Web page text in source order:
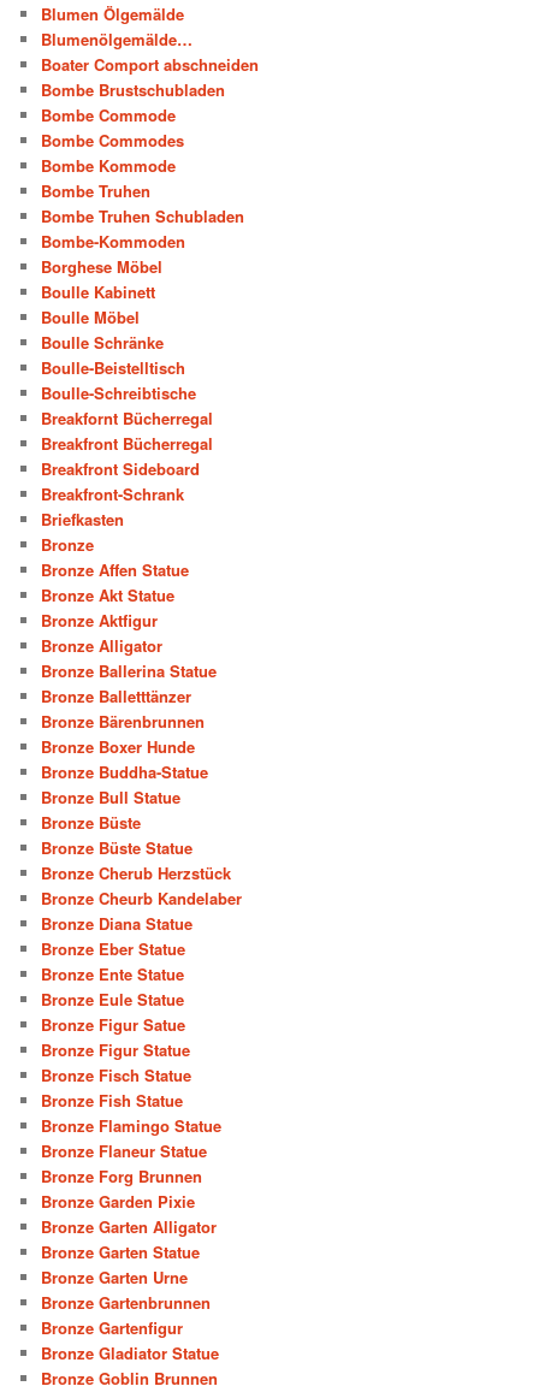
Blumen Ölgemälde
Blumenölgemälde…
Boater Comport abschneiden
Bombe Brustschubladen
Bombe Commode
Bombe Commodes
Bombe Kommode
Bombe Truhen
Bombe Truhen Schubladen
Bombe-Kommoden
Borghese Möbel
Boulle Kabinett
Boulle Möbel
Boulle Schränke
Boulle-Beistelltisch
Boulle-Schreibtische
Breakfornt Bücherregal
Breakfront Bücherregal
Breakfront Sideboard
Breakfront-Schrank
Briefkasten
Bronze
Bronze Affen Statue
Bronze Akt Statue
Bronze Aktfigur
Bronze Alligator
Bronze Ballerina Statue
Bronze Balletttänzer
Bronze Bärenbrunnen
Bronze Boxer Hunde
Bronze Buddha-Statue
Bronze Bull Statue
Bronze Büste
Bronze Büste Statue
Bronze Cherub Herzstück
Bronze Cheurb Kandelaber
Bronze Diana Statue
Bronze Eber Statue
Bronze Ente Statue
Bronze Eule Statue
Bronze Figur Satue
Bronze Figur Statue
Bronze Fisch Statue
Bronze Fish Statue
Bronze Flamingo Statue
Bronze Flaneur Statue
Bronze Forg Brunnen
Bronze Garden Pixie
Bronze Garten Alligator
Bronze Garten Statue
Bronze Garten Urne
Bronze Gartenbrunnen
Bronze Gartenfigur
Bronze Gladiator Statue
Bronze Goblin Brunnen